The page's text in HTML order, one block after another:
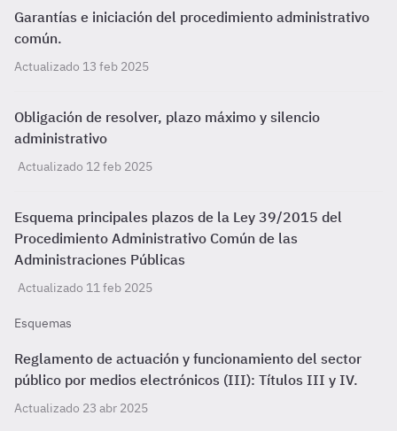
Garantías e iniciación del procedimiento administrativo
común.
Actualizado 13 feb 2025
Obligación de resolver, plazo máximo y silencio
administrativo
Actualizado 12 feb 2025
Esquema principales plazos de la Ley 39/2015 del
Procedimiento Administrativo Común de las
Administraciones Públicas
Actualizado 11 feb 2025
Esquemas
Reglamento de actuación y funcionamiento del sector
público por medios electrónicos (III): Títulos III y IV.
Actualizado 23 abr 2025